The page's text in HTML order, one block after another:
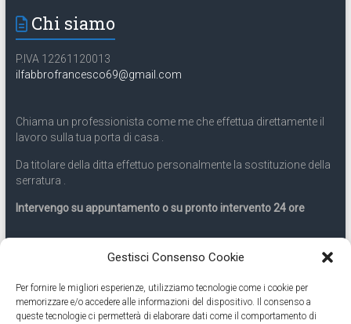
Gestisci Consenso Cookie
Per fornire le migliori esperienze, utilizziamo tecnologie come i cookie per
memorizzare e/o accedere alle informazioni del dispositivo. Il consenso a
queste tecnologie ci permetterà di elaborare dati come il comportamento di
Chi siamo
P.IVA 12261120013
ilfabbrofrancesco69@gmail.com
Chiama un professionista come me che effettua direttamente il
lavoro sulla tua porta di casa .
Da titolare della ditta effettuo personalmente la sostituzione della
serratura .
Intervengo su appuntamento o su pronto intervento 24 ore
Servizio 24 ore
Cell331.9899963